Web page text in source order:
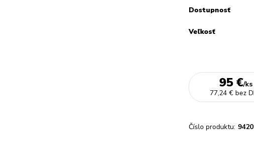
Dostupnosť
Veľkosť
95 €/ks
77,24 € bez
Číslo produktu: